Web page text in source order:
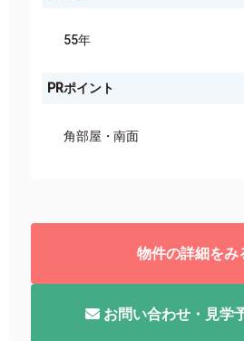
55年
PRポイント
角部屋 南面
物件の詳細をみ
お問い合わせ・見学